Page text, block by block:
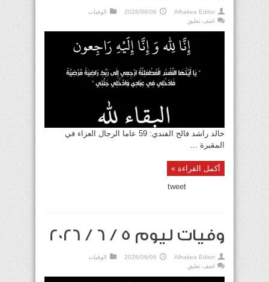
Alhakea Editor
2026/06/06
الوفيات
اضف تعليق
خالد راشد فالح الفندي: 59 عاما الرجال العزاء في
المقبرة ...
أكمل القراءة »
tweet
وفيات ليوم 5 / 6 / 2026
Alhakea Editor
2026/06/06
الوفيات
اضف تعليق